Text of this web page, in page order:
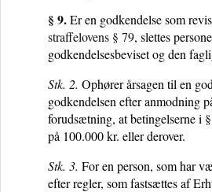
§ 9.Er en godkendelse som
straffelovens § 79, slettes
godkendelsesbeviset og den
Stk. 2. Ophører årsagen til en
godkendelsen efter anmodning
forudsætning, at betingelserne i
på 100.000 kr. eller derover.
Stk. 3. For en person, som har
efter regler, som fastsættes af